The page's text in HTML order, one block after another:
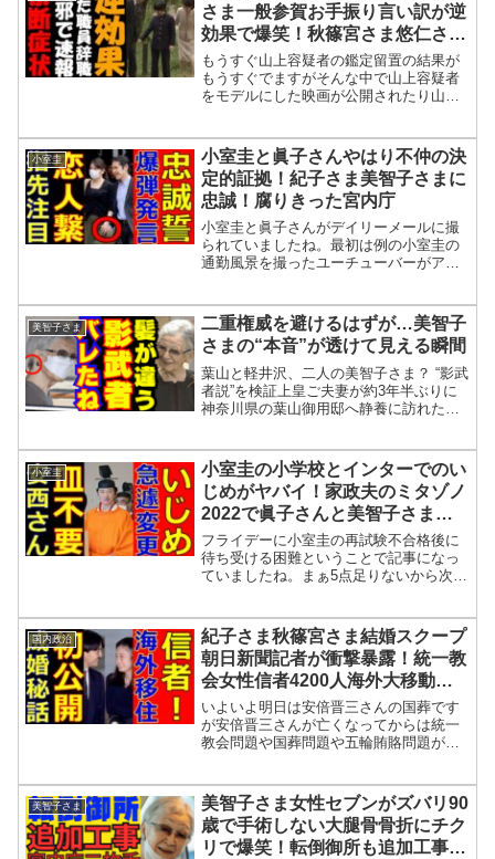
さま一般参賀お手振り言い訳が逆
効果で爆笑！秋篠宮さま悠仁さま
にも指摘！愛子さまの結婚相手で
皇位継承が変わる？
もうすぐ山上容疑者の鑑定留置の結果が
もうすぐでますがそんな中で山上容疑者
をモデルにした映画が公開されたり山上
と語っているようですね。そして事件に
ついてはやるべきことをや...
小室圭
小室圭と眞子さんやはり不仲の決
定的証拠！紀子さま美智子さまに
忠誠！腐りきった宮内庁
小室圭と眞子さんがデイリーメールに撮
られていましたね。最初は例の小室圭の
通勤風景を撮ったユーチューバーがアッ
すね。ユーチューバーが先にアップした
時には本当に仲がいいのか...
美智子さま
二重権威を避けるはずが…美智子
さまの“本音”が透けて見える瞬間
葉山と軽井沢、二人の美智子さま？ “影武
者説”を検証上皇ご夫妻が約3年半ぶりに
神奈川県の葉山御用邸へ静養に訪れたニ
さらに眞子さんとの関係などを交えた記
事です。筆者は静養...
小室圭
小室圭の小学校とインターでのい
じめがヤバイ！家政夫のミタゾノ
2022で眞子さんと美智子さまに
大爆笑！栗原奈緒がホテル急遽変
更
フライデーに小室圭の再試験不合格後に
待ち受ける困難ということで記事になっ
ていましたね。まぁ5点足りないから次の
いるＮＹでギリギリ受かった弁護士に仕
事はないですよね。とり...
国内政治
紀子さま秋篠宮さま結婚スクープ
朝日新聞記者が衝撃暴露！統一教
会女性信者4200人海外大移動！
太田光擁護の嘘！安倍晋三国葬と
五輪汚職の想定外
いよいよ明日は安倍晋三さんの国葬です
が安倍晋三さんが亡くなってからは統一
教会問題や国葬問題や五輪賄賂問題がど
にするからと高橋容疑者が引き受けたん
ですよね。高橋容疑者はそ...
美智子さま
美智子さま女性セブンがズバリ90
歳で手術しない大腿骨骨折にチク
リで爆笑！転倒御所も追加工事リ